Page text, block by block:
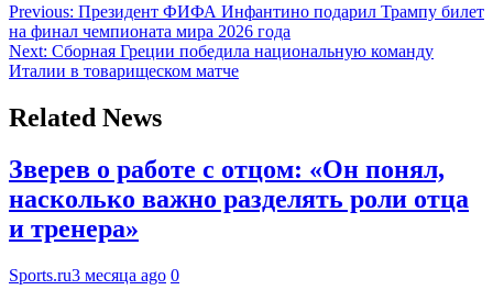
Previous: Президент ФИФА Инфантино подарил Трампу билет
на финал чемпионата мира 2026 года
Next: Сборная Греции победила национальную команду
Италии в товарищеском матче
Related News
Зверев о работе с отцом: «Он понял,
насколько важно разделять роли отца
и тренера»
Sports.ru3 месяца ago 0